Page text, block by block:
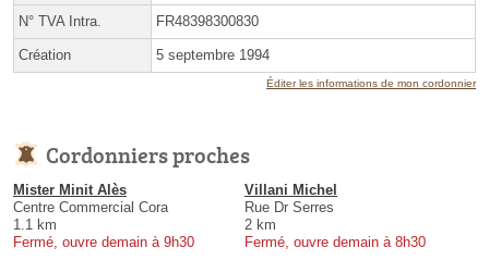
N° TVA Intra. FR48398300830
Création 5 septembre 1994
Éditer les informations de mon cordonnier
Cordonniers proches
Mister Minit Alès
Centre Commercial Cora
1.1 km
Fermé, ouvre demain à 9h30
Villani Michel
Rue Dr Serres
2 km
Fermé, ouvre demain à 8h30